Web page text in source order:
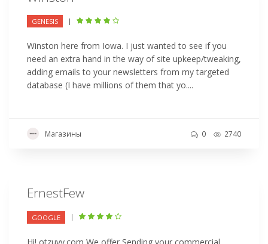
GENESIS |
Winston here from Iowa. I just wanted to see if you
need an extra hand in the way of site upkeep/tweaking,
adding emails to your newsletters from my targeted
database (I have millions of them that yo....
Магазины 0 2740
ErnestFew
GOOGLE |